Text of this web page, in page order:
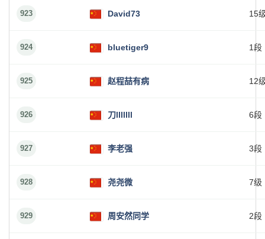
923 David73 15
924 bluetiger9 1段
925 赵程喆有病 12
926 刀lllllll 6段
927 李老强 3段
928 尧尧微 7级
929 周安然同学 2段